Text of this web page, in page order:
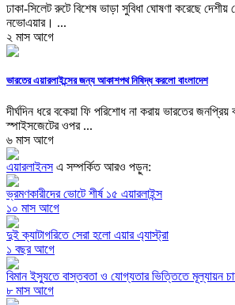
ঢাকা-সিলেট রুটে বিশেষ ভাড়া সুবিধা ঘোষণা করেছে দেশীয়
নভোএয়ার। ...
২ মাস আগে
ভারতের এয়ারলাইন্সের জন্য আকাশপথ নিষিদ্ধ করলো বাংলাদেশ
দীর্ঘদিন ধরে বকেয়া ফি পরিশোধ না করায় ভারতের জনপ্রিয়
স্পাইসজেটের ওপর ...
৬ মাস আগে
এয়ারলাইনসএ সম্পর্কিত আরও পড়ুন:
ভ্রমণকারীদের ভোটে শীর্ষ ১৫ এয়ারলাইন্স
১০ মাস আগে
দুই ক্যাটাগরিতে সেরা হলো এয়ার এ্যাস্ট্রা
১ বছর আগে
বিমান ইস্যুতে বাস্তবতা ও যোগ্যতার ভিত্তিতে মূল্যায়ন
৮ মাস আগে